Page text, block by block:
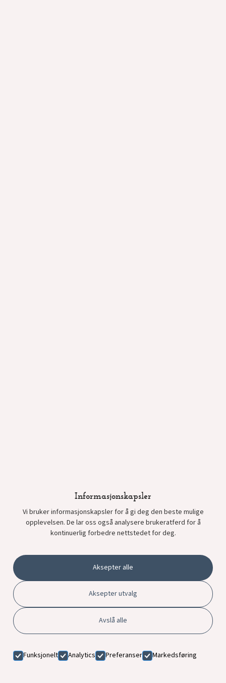
Informasjonskapsler
Vi bruker informasjonskapsler for å gi deg den beste mulige
opplevelsen. De lar oss også analysere brukeratferd for å
kontinuerlig forbedre nettstedet for deg.
Aksepter alle
Aksepter utvalg
Avslå alle
Funksjonelt Analytics Preferanser Markedsføring
© Karenslyst Allé
Personvern